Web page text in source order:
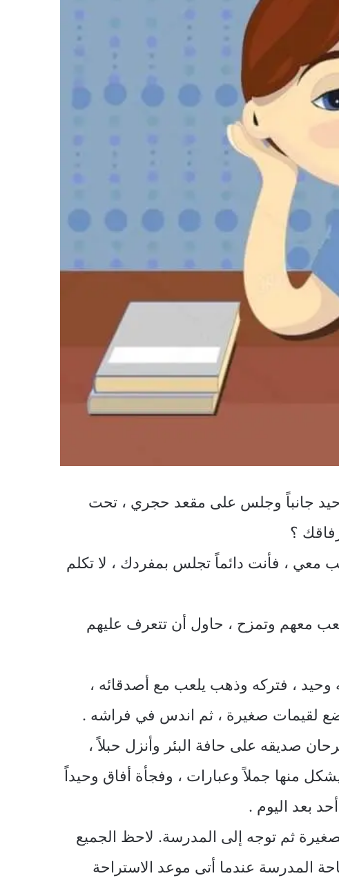
وحيد جانباً وجلس على مقعد حجري ، تحت
؟
معي ، فأنت دائماً تجلس بمفردك ، لا تكلم
معهم وتمزح ، حاول أن تتعرف عليهم
وحيد ، فتركه وذهب يلعب مع أصدقائه ،
لقيمات صغيرة ، ثم اندس في فراشه .
صديقه على حافة البئر وأنزل حبلاً ،
منها جملاً وعبارات ، وفجأة أفاق وحيداً
بعد اليوم .
ثم توجه إلى المدرسة. لاحظ الجميع
المدرسة عندما أتى موعد الاستراحة